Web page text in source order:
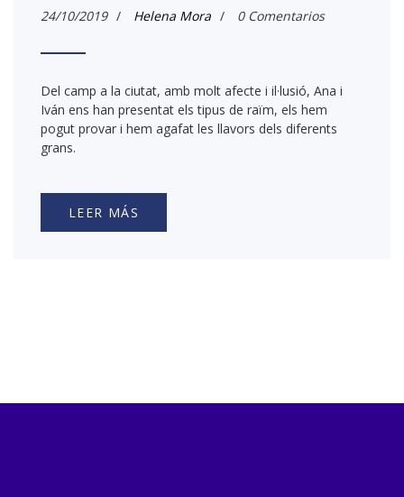
24/10/2019 / Helena Mora / 0 Comentarios
Del camp a la ciutat, amb molt afecte i il·lusió, Ana i
Iván ens han presentat els tipus de raïm, els hem
pogut provar i hem agafat les llavors dels diferents
grans.
LEER MÁS